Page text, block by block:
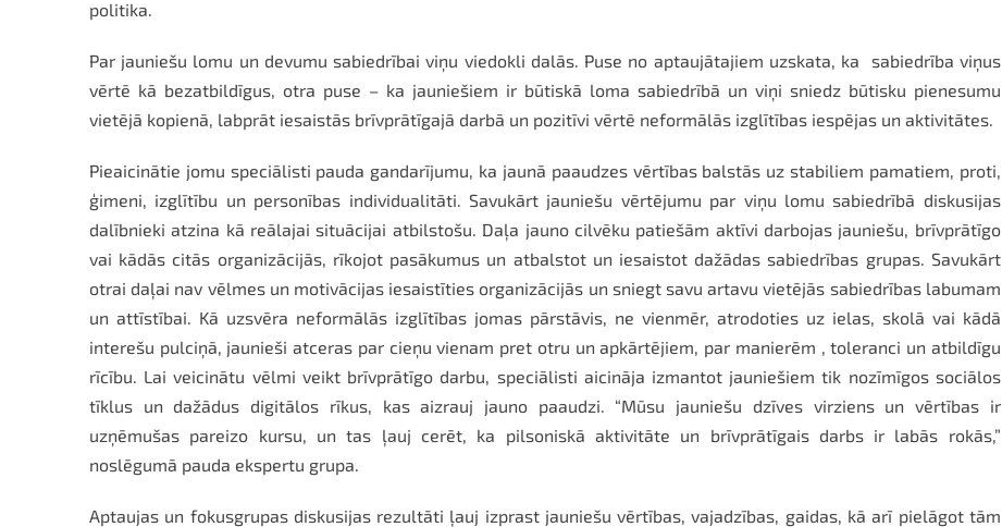
politika.
Par jauniešu lomu un devumu sabiedrībai viņu viedokli dalās. Puse no aptaujātajiem uzskata, ka sabiedrība viņus
vērtē kā bezatbildīgus, otra puse – ka jauniešiem ir būtiskā loma sabiedrībā un viņi sniedz būtisku pienesumu
vietējā kopienā, labprāt iesaistās brīvprātīgajā darbā un pozitīvi vērtē neformālās izglītības iespējas un aktivitātes.
Pieaicinātie jomu speciālisti pauda gandarījumu, ka jaunā paaudzes vērtības balstās uz stabiliem pamatiem, proti,
ģimeni, izglītību un personības individualitāti. Savukārt jauniešu vērtējumu par viņu lomu sabiedrībā diskusijas
dalībnieki atzina kā reālajai situācijai atbilstošu. Daļa jauno cilvēku patiešām aktīvi darbojas jauniešu, brīvprātīgo
vai kādās citās organizācijās, rīkojot pasākumus un atbalstot un iesaistot dažādas sabiedrības grupas. Savukārt
otrai daļai nav vēlmes un motivācijas iesaistīties organizācijās un sniegt savu artavu vietējās sabiedrības labumam
un attīstībai. Kā uzsvēra neformālās izglītības jomas pārstāvis, ne vienmēr, atrodoties uz ielas, skolā vai kādā
interešu pulciņā, jaunieši atceras par cieņu vienam pret otru un apkārtējiem, par manierēm , toleranci un atbildīgu
rīcību. Lai veicinātu vēlmi veikt brīvprātīgo darbu, speciālisti aicināja izmantot jauniešiem tik nozīmīgos sociālos
tīklus un dažādus digitālos rīkus, kas aizrauj jauno paaudzi. “Mūsu jauniešu dzīves virziens un vērtības ir
uzņēmušas pareizo kursu, un tas ļauj cerēt, ka pilsoniskā aktivitāte un brīvprātīgais darbs ir labās rokās,”
noslēgumā pauda ekspertu grupa.
Aptaujas un fokusgrupas diskusijas rezultāti ļauj izprast jauniešu vērtības, vajadzības, gaidas, kā arī pielāgot tām